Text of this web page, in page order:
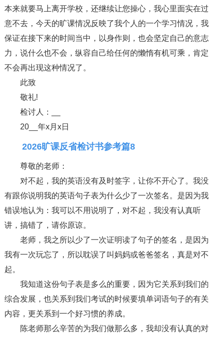
本来就要马上离开学校，还继续让您操心，我心里面实在过
意不去，今天的旷课情况反映了我个人的一个学习情况，我
保证在接下来的时间当中，以身作则，也会坚定自己的意志
力，说什么也不会，纵容自己给任何的懒惰有机可乘，肯定
不会再出现这种情况了。
此致
敬礼!
检讨人：__
20__年x月x日
2026旷课反省检讨书参考篇8
尊敬的老师：
对不起，我的英语没有及时签字，让你不开心了。我没
有跟你说明我的英语句子表为什么少了一次签名。是因为我
错误地认为：我可以不用说明了，对不起，我没有认真听
讲，搞错了，请你原谅。
老师，我之所以少了一次证明读了句子的签名，是因为
我有一次玩忘了，所以耽误了叫妈妈或爸爸签名，真是对不
起。
我知道这份句子表是多么的重要，因为它关系到我们的
综合发展，也关系到我们考试的时候要填单词语句子的有关
内容，更关系到一个好习惯的养成。
陈老师那么辛苦的为我们做那么多，我却没有认真的对